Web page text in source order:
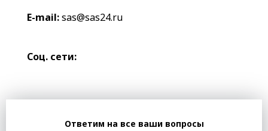
E-mail:sas@sas24.ru
Соц. сети:
Ответим на все ваши вопросы